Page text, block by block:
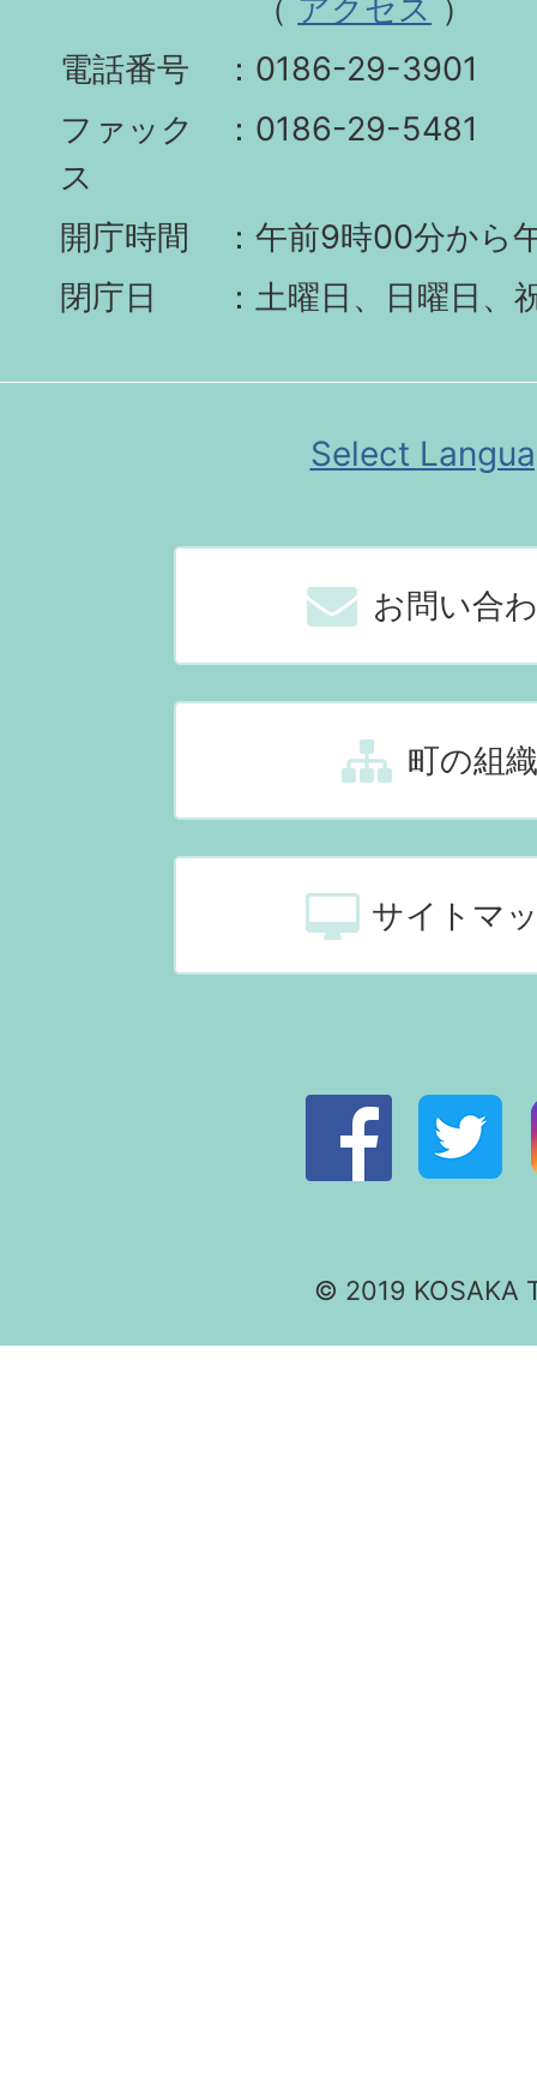
（ アクセス ）
電話番号
0186-29-3901
ファック
ス
0186-29-5481
開庁時間
午前9時00分から
閉庁日
土曜日、日曜日、
Select
お問い合
町の組織
サイトマ
© 2019 KOSAKA